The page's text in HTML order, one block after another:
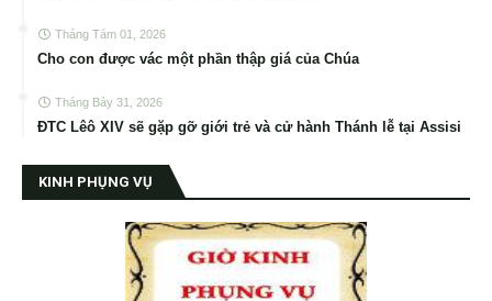
Tháng Tám 01, 2026
Cho con được vác một phần thập giá của Chúa
Tháng Bảy 31, 2026
ĐTC Lêô XIV sẽ gặp gỡ giới trẻ và cử hành Thánh lễ tại Assisi
KINH PHỤNG VỤ